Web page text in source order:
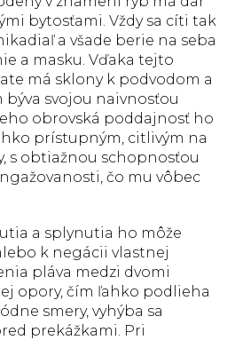
bytosťami. Vždy sa cíti tak
a všade berie na seba
a masku. Vďaka tejto
má sklony k podvodom a
býva svojou naivnosťou
obrovská poddajnosť ho
prístupným, citlivým na
s obtiažnou schopnosťou
čo mu vôbec
a splynutia ho môže
k negácii vlastnej
pláva medzi dvomi
opory, čím ľahko podlieha
smery, vyhýba sa
prekážkami. Pri